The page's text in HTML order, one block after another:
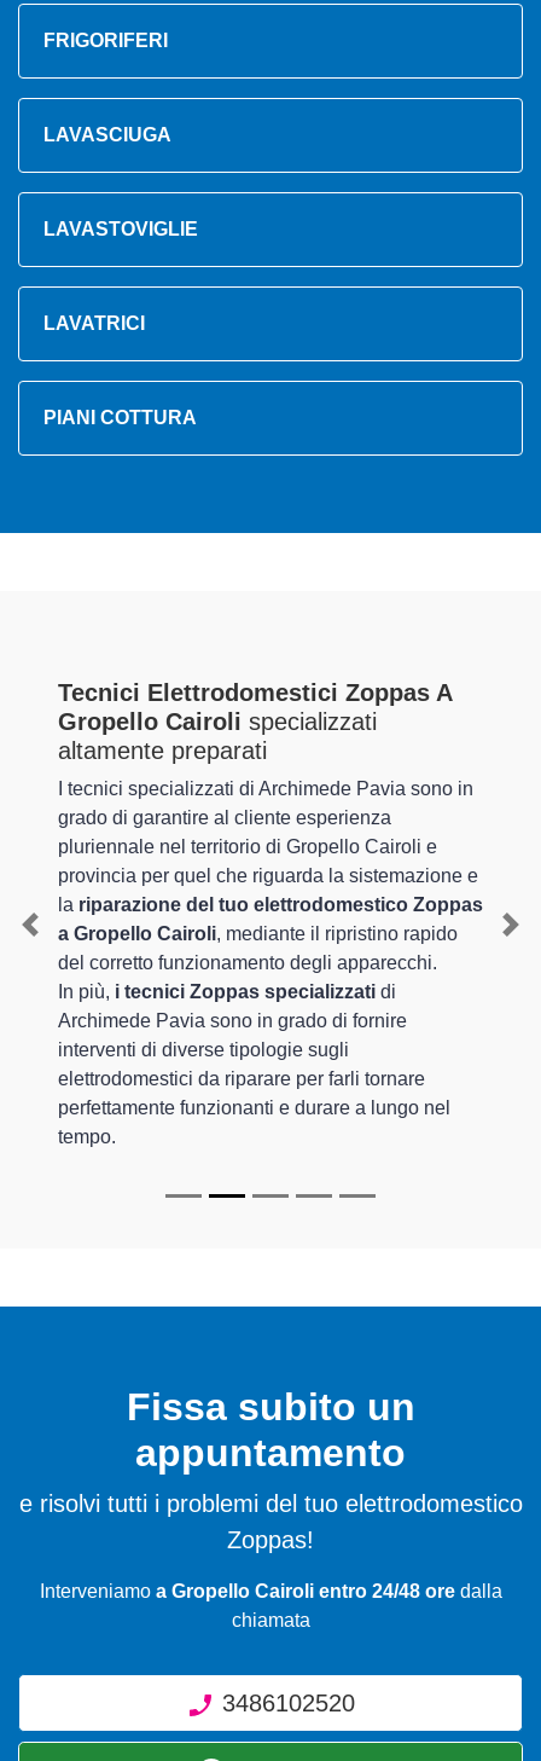
FRIGORIFERI
LAVASCIUGA
LAVASTOVIGLIE
LAVATRICI
PIANI COTTURA
Tecnici Elettrodomestici Zoppas A
Gropello Cairoli specializzati
altamente preparati
I tecnici specializzati di Archimede Pavia sono in
grado di garantire al cliente esperienza
pluriennale nel territorio di Gropello Cairoli e
provincia per quel che riguarda la sistemazione e
la riparazione del tuo elettrodomestico Zoppas
a Gropello Cairoli, mediante il ripristino rapido
del corretto funzionamento degli apparecchi.
In più, i tecnici Zoppas specializzati di
Archimede Pavia sono in grado di fornire
interventi di diverse tipologie sugli
elettrodomestici da riparare per farli tornare
perfettamente funzionanti e durare a lungo nel
tempo.
Previous
Fissa subito un
appuntamento
e risolvi tutti i problemi del tuo elettrodomestico
Zoppas!
Interveniamo a Gropello Cairoli entro 24/48 oredalla
chiamata
3486102520